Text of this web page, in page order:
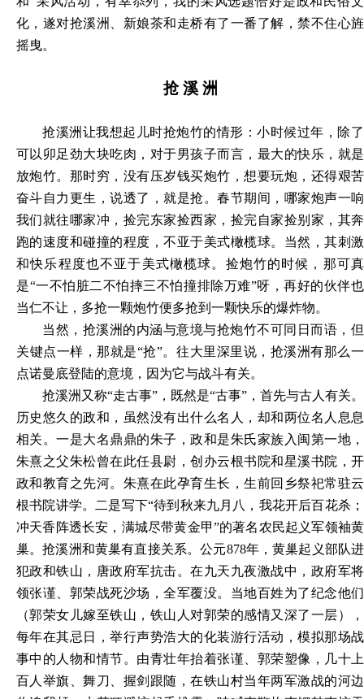
化，遂对抢溪洲、新娘茶和走桥有了一番了解，禁不住心旌
摇曳。
抢 溪 洲
抢溪洲让我想起儿时抢炮竹的情形：小时候过年，除了
可以卯足劲大块吃肉，对于男孩子而言，最大的快乐，就是
放炮竹。那时穷，没有压岁钱买炮竹，想要玩炮，还得艰苦
奋斗自力更生，说透了，就是抢。春节期间，哪家炮声一响
我们就往哪家冲，捡完东家捡西家，捡完自家捡别家，其奔
跑的速度和碰撞的程度，不亚于美式橄榄球。当然，其刺激
和快乐程度也不亚于美式橄榄球。捡炮竹的时候，那可真
是“一不怕脏二不怕摔三不怕撞排除万难”呀，再好的伙伴也
当仁不让，多抢一颗炮竹便多抢到一颗快乐的爆炸物。
当然，抢溪洲的内涵与意境与抢炮竹不可同日而语，但
关键点一样，那就是“抢”。往大里深里说，抢溪洲有那么一
点诺曼底登陆的意境，因为它与战斗有关。
抢溪洲又称“走古事”，既然是“古事”，首先与古人有关。
历史悠久的政和，虽然没有出什么名人，却和两位名人息息
相关。一是大名鼎鼎的朱子，政和是朱氏家族入闽第一地，
朱熹之父朱松曾在此任县尉，创办云根书院和星溪书院，开
政和教育之先河。朱熹在此孕育生长，生前回乡祭祀常驻云
根书院讲学。二是写下“待到秋来九月八，我花开后百花杀；
冲天香阵透长安，满城尽带黄金甲”的著名农民起义军领袖黄
巢。抢溪洲和黄巢有直接关系。公元878年，黄巢起义部队进
犯政和铁山，唐政府军抗击。在九天九夜激战中，政府军将
领张谨、郭荣战死沙场，全军覆没。当地百姓为了纪念他们
（郭荣女儿嫁至铁山，铁山人对郭荣的感情又深了一层），
每年在其忌日，举行声势浩大的化装游行活动，模拟那场战
事中的人物和情节。由青壮年抬着张谨、郭荣塑像，几十上
百人举旗、舞刀、握剑跟随，在铁山村当年两军激战的河边